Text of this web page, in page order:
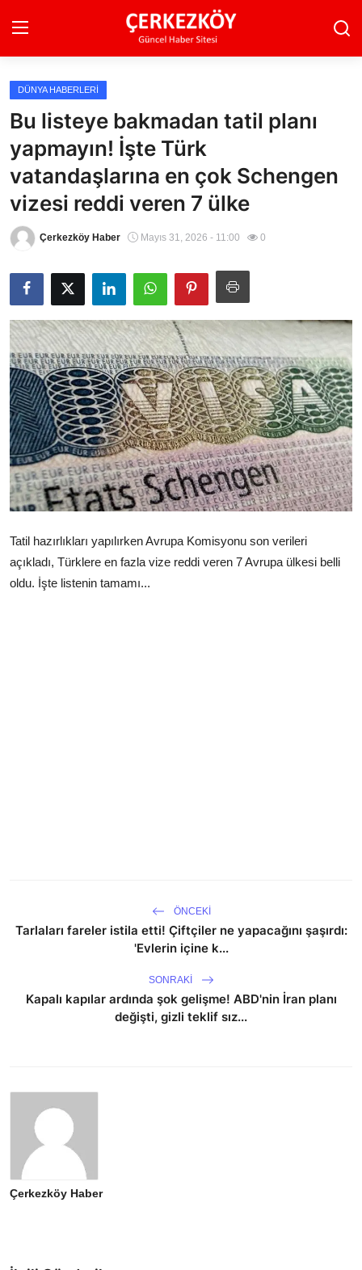
Ana Sayfa
Son Dakika
Ekonomi Haberleri
Magazin Haberleri
Teknoloji Haberleri
Dünya Haberleri
Çerkezköy
DÜNYA HABERLERI
Bu listeye bakmadan tatil planı
yapmayın! İşte Türk
vatandaşlarına en çok Schengen
vizesi reddi veren 7 ülke
Çerkezköy Haber Mayıs 31, 2026 - 11:00 0
Tatil hazırlıkları yapılırken Avrupa Komisyonu son verileri
açıkladı, Türklere en fazla vize reddi veren 7 Avrupa ülkesi belli
oldu. İşte listenin tamamı...
ÖNCEKI
Tarlaları fareler istila etti! Çiftçiler ne yapacağını şaşırdı:
'Evlerin içine k...
SONRAKI
Kapalı kapılar ardında şok gelişme! ABD'nin İran planı
değişti, gizli teklif sız...
Çerkezköy Haber